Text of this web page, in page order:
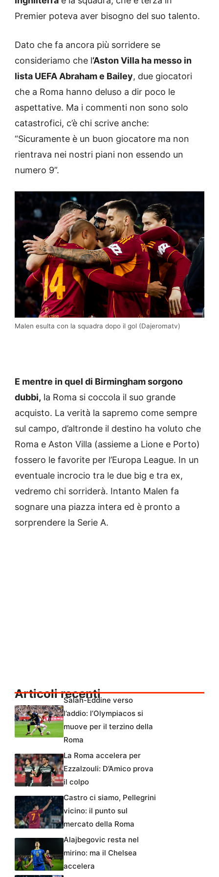
Premier poteva aver bisogno del suo talento.
Dato che fa ancora più sorridere se
consideriamo che l‘Aston Villa ha messo in
lista UEFA Abraham e Bailey, due giocatori
che a Roma hanno deluso a dir poco le
aspettative. Ma i commenti non sono solo
catastrofici, c’è chi scrive anche:
“Sicuramente è un buon giocatore ma non
rientrava nei nostri piani non essendo un
numero 9”.
Malen esulta con la squadra dopo il gol (Dajeromatv)
E mentre in quel di Birmingham sorgono
dubbi, la Roma si coccola il suo grande
acquisto. La verità la sapremo come sempre
sul campo, d’altronde il destino ha voluto che
Roma e Aston Villa (assieme a Lione e Porto)
fossero le favorite per l’Europa League. In un
eventuale incrocio tra le due big e tra ex,
vedremo chi sorriderà. Intanto Malen fa
sognare una piazza intera ed è pronto a
sorprendere la Serie A.
Articoli recenti
Salah-Eddine verso
l’addio: l’Olympiacos si
muove per il terzino della
Roma
La Roma accelera per
Ezzalzouli: D’Amico prova
il colpo
Castro ci siamo, Pellegrini
vicino: il punto sul
mercato della Roma
Alajbegovic resta nel
mirino: ma il Chelsea
accelera